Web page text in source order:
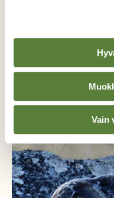
Vain
Näyttelijä Kari
jolle norppien